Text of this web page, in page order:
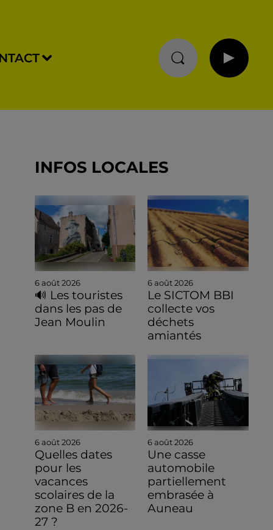
INFOS LOCALES
6 août 2026
🔊 Les touristes
dans les pas de
Jean Moulin
6 août 2026
Le SICTOM BBI
collecte vos
déchets
amiantés
6 août 2026
Quelles dates
pour les
vacances
scolaires de la
zone B en 2026-
27 ?
6 août 2026
Une casse
automobile
partiellement
embrasée à
Auneau